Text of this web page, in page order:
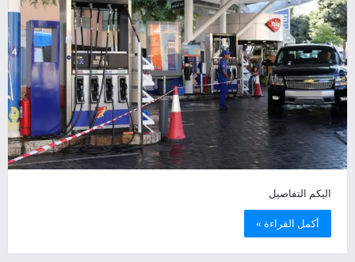
اليكم التفاصيل
أكمل القراءة »